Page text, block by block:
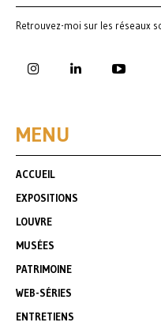
Retrouvez-moi sur les réseaux
MENU
ACCUEIL
EXPOSITIONS
LOUVRE
MUSÉES
PATRIMOINE
WEB-SÉRIES
ENTRETIENS